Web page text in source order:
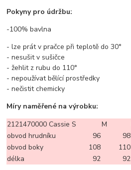
Pokyny pro údržbu:
-100% bavlna
- lze prát v pračce při teplotě do 30°
- nesušit v sušičce
- žehlit z rubu do 110°
- nepoužívat bělící prostředky
- nečistit chemicky
Míry naměřené na výrobku:
2121470000 Cassie S M
obvod hrudníku
96 98
obvod boky
108 110
délka
92 92